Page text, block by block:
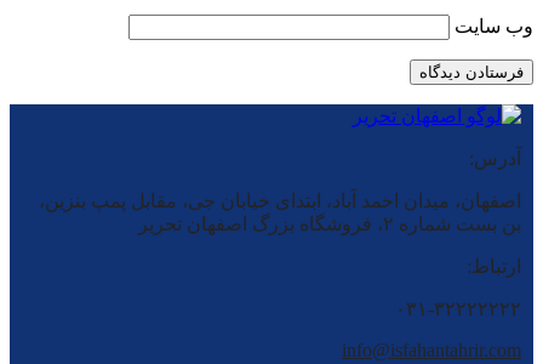
وب‌ سایت
آدرس:
اصفهان، میدان احمد آباد، ابتدای خیابان جی، مقابل پمپ بنزین،
بن بست شماره ۲، فروشگاه بزرگ اصفهان تحریر
ارتباط:
۰۳۱-۳۲۲۲۲۲۲۲
info@isfahantahrir.com